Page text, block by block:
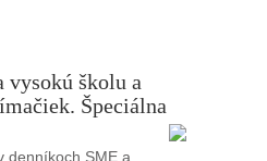
vysokú školu a
Špeciálna
denníkoch SME a